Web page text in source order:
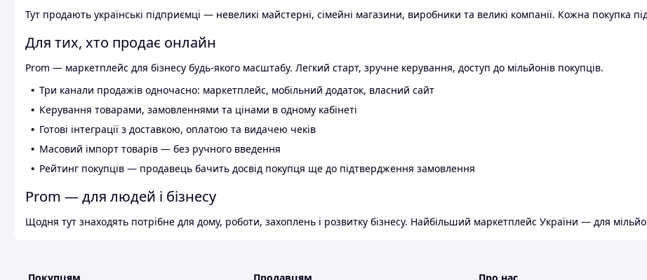
Тут продають українські підприємці — невеликі майстерні, сімейні магазини, виробники та великі компанії. Кожна покупка
Для тих, хто продає онлайн
Prom — маркетплейс для бізнесу будь-якого масштабу. Легкий старт, зручне керування, доступ до мільйонів покупців.
Три канали продажів одночасно: маркетплейс, мобільний додаток, власний сайт
Керування товарами, замовленнями та цінами в одному кабінеті
Готові інтеграції з доставкою, оплатою та видачею чеків
Масовий імпорт товарів — без ручного введення
Рейтинг покупців — продавець бачить досвід покупця ще до підтвердження замовлення
Prom — для людей і бізнесу
Щодня тут знаходять потрібне для дому, роботи, захоплень і розвитку бізнесу. Найбільший маркетплейс України — для